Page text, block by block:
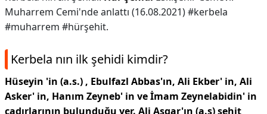
Muharrem Cemi'nde anlattı (16.08.2021) #kerbela
#muharrem #hürşehit.
Kerbela nın ilk şehidi kimdir?
Hüseyin 'in (a.s.) , Ebulfazl Abbas'ın, Ali Ekber' in, Ali
Asker' in, Hanım Zeyneb' in ve İmam Zeynelabidin' in
çadırlarının bulunduğu yer. Ali Asgar'ın (a.s) şehit